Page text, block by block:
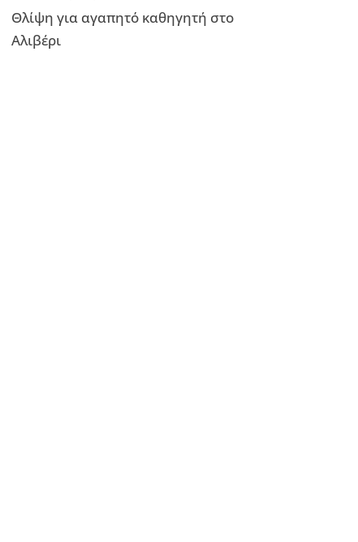
Θλίψη για αγαπητό καθηγητή στο
Αλιβέρι